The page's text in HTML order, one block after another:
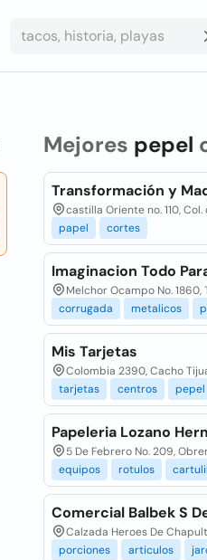
Mejores pepel
Transformación y
castilla Oriente no. 110,
papel
cortes
Imaginacion Todo
Melchor Ocampo No.
corrugada
metalicos
Mis Tarjetas
Colombia 2390, Cacho
tarjetas
centros pepel
Papeleria Lozano
5 De Febrero No. 209,
equipos
rotulos
Comercial Balbek S
Calzada Heroes De
porciones
articulos